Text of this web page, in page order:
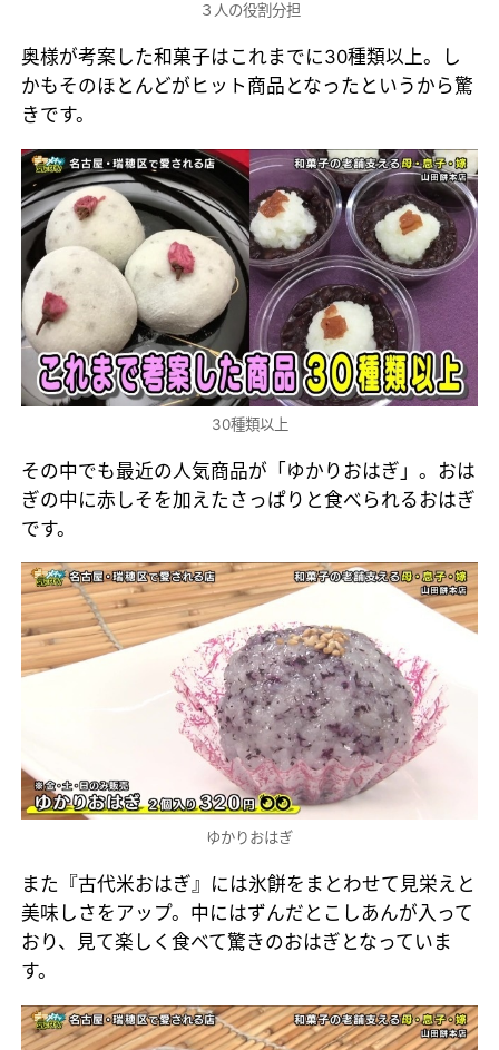
３人の役割分担
奥様が考案した和菓子はこれまでに30種類以上。し
かもそのほとんどがヒット商品となったというから驚
きです。
30種類以上
その中でも最近の人気商品が「ゆかりおはぎ」。おは
ぎの中に赤しそを加えたさっぱりと食べられるおはぎ
です。
ゆかりおはぎ
また『古代米おはぎ』には氷餅をまとわせて見栄えと
美味しさをアップ。中にはずんだとこしあんが入って
おり、見て楽しく食べて驚きのおはぎとなっていま
す。